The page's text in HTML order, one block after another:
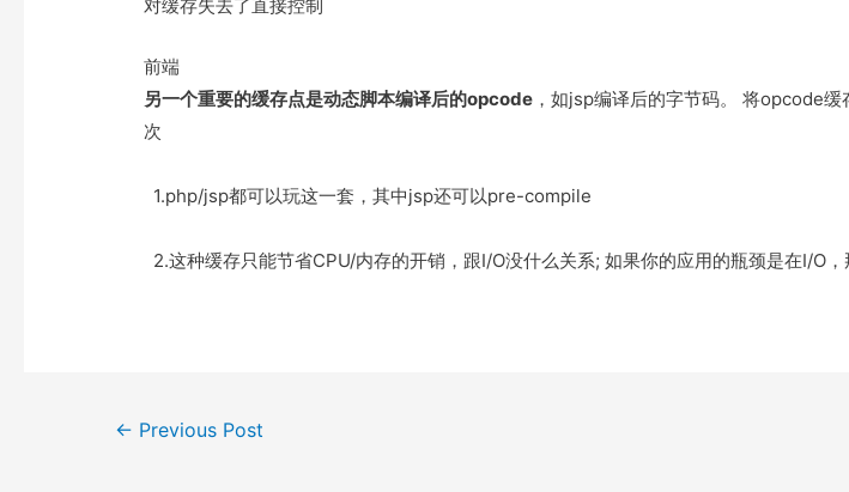
对缓存失去了直接控制
前端
另一个重要的缓存点是动态脚本编译后的opcode ，如jsp编译后的字节码。 将opcode
次
1.php/jsp都可以玩这一套，其中jsp还可以pre-compile
2.这种缓存只能节省CPU/内存的开销，跟I/O没什么关系; 如果你的应用的瓶颈是在I/O
Post
← Previous Post